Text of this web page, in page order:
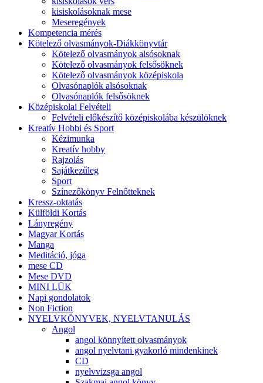
kisiskolásoknak mese
Meseregények
Kompetencia mérés
Kötelező olvasmányok-Diákkönyvtár
Kötelező olvasmányok alsósoknak
Kötelező olvasmányok felsősöknek
Kötelező olvasmányok középiskola
Olvasónaplók alsósoknak
Olvasónaplók felsősöknek
Középiskolai Felvételi
Felvételi előkészítő középiskolába készülöknek
Kreatív Hobbi és Sport
Kézimunka
Kreatív hobby
Rajzolás
Sajátkezűleg
Sport
Színezőkönyv Felnőtteknek
Kressz-oktatás
Külföldi Kortás
Lányregény
Magyar Kortás
Manga
Meditáció, jóga
mese CD
Mese DVD
MINI LÜK
Napi gondolatok
Non Fiction
NYELVKÖNYVEK, NYELVTANULÁS
Angol
angol könnyített olvasmányok
angol nyelvtani gyakorló mindenkinek
CD
nyelvvizsga angol